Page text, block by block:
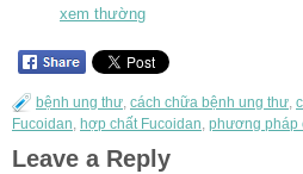
xem thường
bệnh ung thư, cách chữa bệnh ung thư,
Fucoidan, hợp chất Fucoidan, phương pháp
Leave a Reply